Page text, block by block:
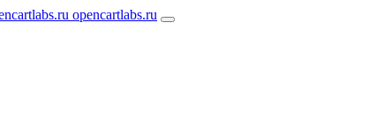
opencartlabs.ru